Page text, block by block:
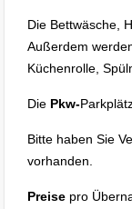
Die Bettwäsche,
Außerdem
Küchenrolle,
Die Pkw-
Bitte haben Sie
vorhanden.
Preisepro